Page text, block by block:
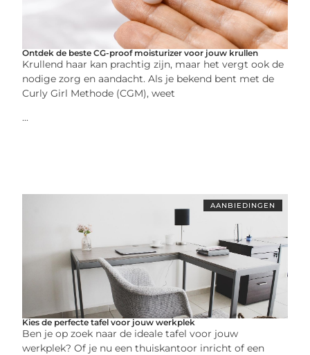
Ontdek de beste CG-proof moisturizer voor jouw krullen
Krullend haar kan prachtig zijn, maar het vergt ook de
nodige zorg en aandacht. Als je bekend bent met de
Curly Girl Methode (CGM), weet
...
AANBIEDINGEN
Kies de perfecte tafel voor jouw werkplek
Ben je op zoek naar de ideale tafel voor jouw
werkplek? Of je nu een thuiskantoor inricht of een